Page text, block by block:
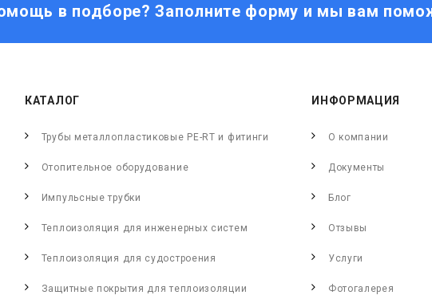
в подборе? Заполните форму и мы вам
КАТАЛОГ
Трубы металлопластиковые PE-RT и фитинги
Отопительное оборудование
Импульсные трубки
Теплоизоляция для инженерных систем
Теплоизоляция для судостроения
Защитные покрытия для теплоизоляции
ИНФОРМАЦИЯ
О компании
Документы
Блог
Отзывы
Услуги
Фотогалерея